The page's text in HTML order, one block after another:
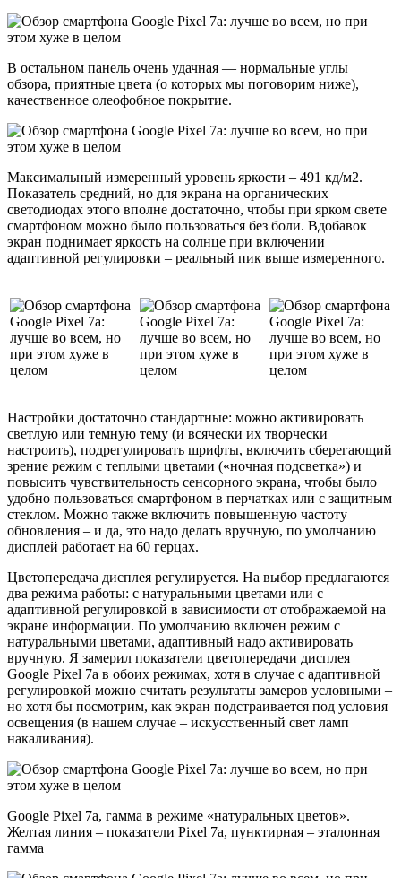
В остальном панель очень удачная — нормальные углы
обзора, приятные цвета (о которых мы поговорим ниже),
качественное олеофобное покрытие.
Максимальный измеренный уровень яркости – 491 кд/м2.
Показатель средний, но для экрана на органических
светодиодах этого вполне достаточно, чтобы при ярком свете
смартфоном можно было пользоваться без боли. Вдобавок
экран поднимает яркость на солнце при включении
адаптивной регулировки – реальный пик выше измеренного.
Настройки достаточно стандартные: можно активировать
светлую или темную тему (и всячески их творчески
настроить), подрегулировать шрифты, включить сберегающий
зрение режим с теплыми цветами («ночная подсветка») и
повысить чувствительность сенсорного экрана, чтобы было
удобно пользоваться смартфоном в перчатках или с защитным
стеклом. Можно также включить повышенную частоту
обновления – и да, это надо делать вручную, по умолчанию
дисплей работает на 60 герцах.
Цветопередача дисплея регулируется. На выбор предлагаются
два режима работы: с натуральными цветами или с
адаптивной регулировкой в зависимости от отображаемой на
экране информации. По умолчанию включен режим с
натуральными цветами, адаптивный надо активировать
вручную. Я замерил показатели цветопередачи дисплея
Google Pixel 7a в обоих режимах, хотя в случае с адаптивной
регулировкой можно считать результаты замеров условными –
но хотя бы посмотрим, как экран подстраивается под условия
освещения (в нашем случае – искусственный свет ламп
накаливания).
Google Pixel 7a, гамма в режиме «натуральных цветов».
Желтая линия – показатели Pixel 7a, пунктирная – эталонная
гамма